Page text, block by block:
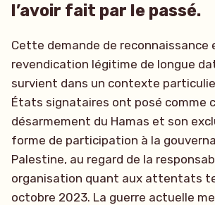
l’avoir fait par le passé.
Cette demande de reconnaissance
revendication légitime de longue
survient dans un contexte
États signataires ont posé comme
désarmement du Hamas et son
forme de participation à la
Palestine, au regard de la
organisation quant aux attentats
octobre 2023. La guerre actuelle